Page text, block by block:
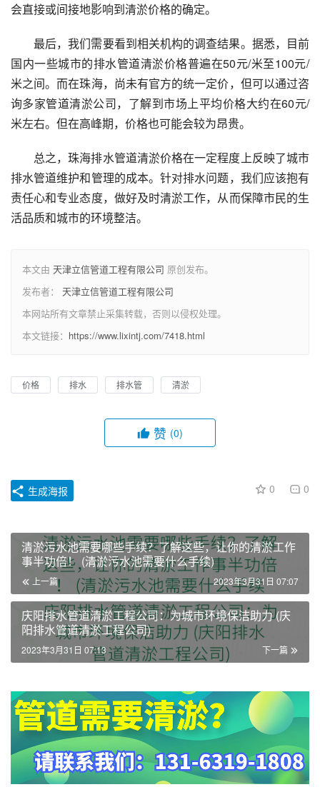
会直接或间接地影响到清淤价格的确定。
最后，我们需要看到相关机构的调查结果。据悉，目前
国内一些城市的排水管道清淤价格普遍在50元/米至100元/
米之间。而在珠海，尚未有官方的统一定价，但可以通过咨
询多家管道清淤公司，了解到市场上平均价格大约在60元/
米左右。但在高峰期，价格也可能会较为昂贵。
总之，珠海排水管道清淤价格在一定程度上反映了城市
排水管道维护和管理的成本。针对排水问题，我们应该抱有
责任心和专业态度，做好及时清淤工作，从而保障市民的生
活品质和城市的环境整洁。
本文由 天津立信管道工程有限公司 原创发布。
发布者： 天津立信管道工程有限公司
本网站所有文章禁止采集转载，否则以侵权处理。
本文链接： https://www.lixintj.com/7418.html
价格 排水 排水管 清淤
赞 (0)
0 0
生成海报
清淤污水池需要哪些手续？了解这些，让你的清淤工作
事半功倍！ (清淤污水池需要什么手续)
上一篇 2023年3月31日 07:07
庆阳排水管道清淤工程公司：为城市环境保洁助力 (庆
阳排水管道清淤工程公司)
下一篇
2023年3月31日 07:13